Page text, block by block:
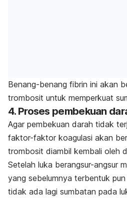
Benang-benang fibrin ini akan
trombosit untuk memperkuat
4. Proses pembekuan
Agar pembekuan darah tidak
faktor-faktor koagulasi akan
trombosit diambil kembali oleh
Setelah luka berangsur-angsur
yang sebelumnya terbentuk
tidak ada lagi sumbatan pada